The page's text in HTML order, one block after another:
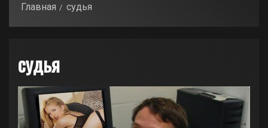
Главная судья
судья